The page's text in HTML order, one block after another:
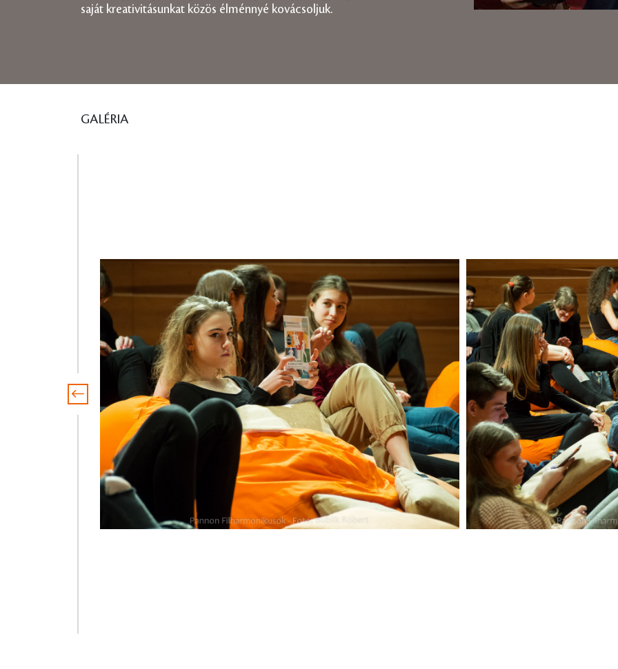
saját kreativitásunkat közös élménnyé kovácsoljuk.
GALÉRIA